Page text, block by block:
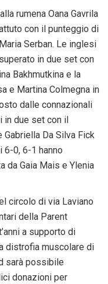
rumena Oana Gavrila
con il punteggio di
Serban. Le inglesi
in due set con
Bakhmutkina e la
e Martina Colmegna in
dalle connazionali
in due set con il
Da Silva Fick
6-0, 6-1 hanno
da Gaia Mais e Ylenia
circolo di via Laviano
della Parent
a supporto di
distrofia muscolare di
sarà possibile
donazioni per